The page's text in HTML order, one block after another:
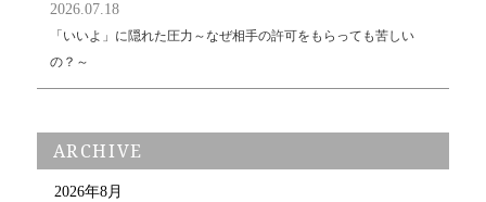
2026.07.18
「いいよ」に隠れた圧力～なぜ相手の許可をもらっても苦しい
の？～
ARCHIVE
2026年8月